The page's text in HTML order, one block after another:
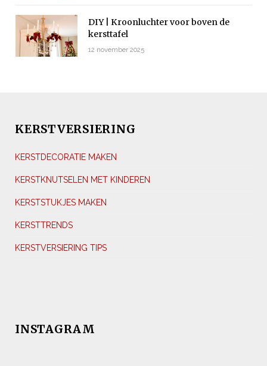
DIY | Kroonluchter voor boven de
kersttafel
12 november 2025
KERSTVERSIERING
KERSTDECORATIE MAKEN
KERSTKNUTSELEN MET KINDEREN
KERSTSTUKJES MAKEN
KERSTTRENDS
KERSTVERSIERING TIPS
INSTAGRAM